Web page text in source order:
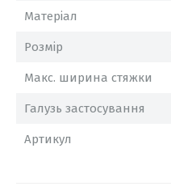
Матеріал
Розмір
Макс. ширина стяжки
Галузь застосування
Артикул